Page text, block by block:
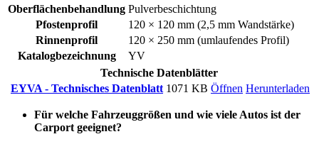
Oberflächenbehandlung Pulverbeschichtung
Pfostenprofil
120 × 120 mm (2,5 mm Wandstärke)
Rinnenprofil
120 × 250 mm (umlaufendes Profil)
Katalogbezeichnung
YV
Technische Datenblätter
EYVA - Technisches Datenblatt 1071 KB Öffnen Herunterladen
Für welche Fahrzeuggrößen und wie viele Autos ist der
Carport geeignet?